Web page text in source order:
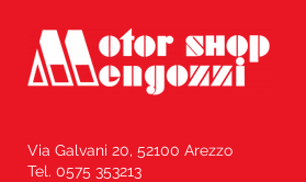
Via Galvani 20, 52100 Arezzo
Tel. 0575 353213